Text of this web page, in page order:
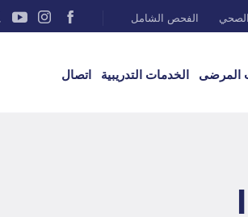
الصحي الفحص الشامل
المرضى الخدمات التدريبية اتصال